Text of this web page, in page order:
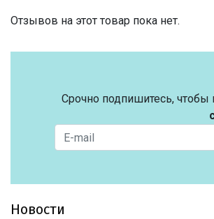
Отзывов на этот товар пока нет.
Срочно подпишитесь, чтобы
Новости